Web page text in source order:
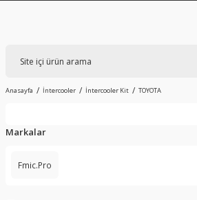
Anasayfa İntercooler İntercooler Kit TOYOTA
Markalar
Fmic.Pro